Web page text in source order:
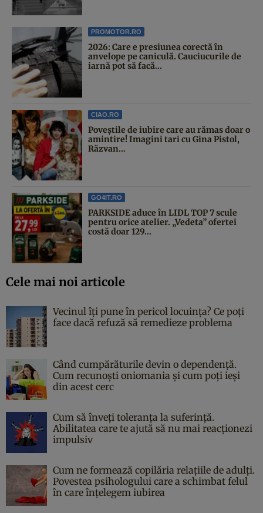
PROMOTOR.RO
2026: Care e presiunea corectă în
anvelope pe caniculă. Cauciucurile de
iarnă pot să facă...
CIAO.RO
Poveştile de iubire care au rămas doar o
amintire! Imagini tari cu Gina Pistol,
Răzvan...
GO4IT.RO
PARKSIDE aduce în LIDL TOP 7 scule
pentru orice atelier. „Vedeta” ofertei
costă doar 129...
Cele mai noi articole
Vecinul îți pune în pericol locuința? Ce poți
face dacă refuză să remedieze problema
Când cumpărăturile devin o dependență.
Cum recunoști oniomania și cum poți ieși
din acest cerc
Cum să înveți toleranța la suferință.
Abilitatea care te ajută să nu mai reacționezi
impulsiv
Cum ne formează copilăria relațiile de adulți.
Povestea psihologului care a schimbat felul
în care înțelegem iubirea